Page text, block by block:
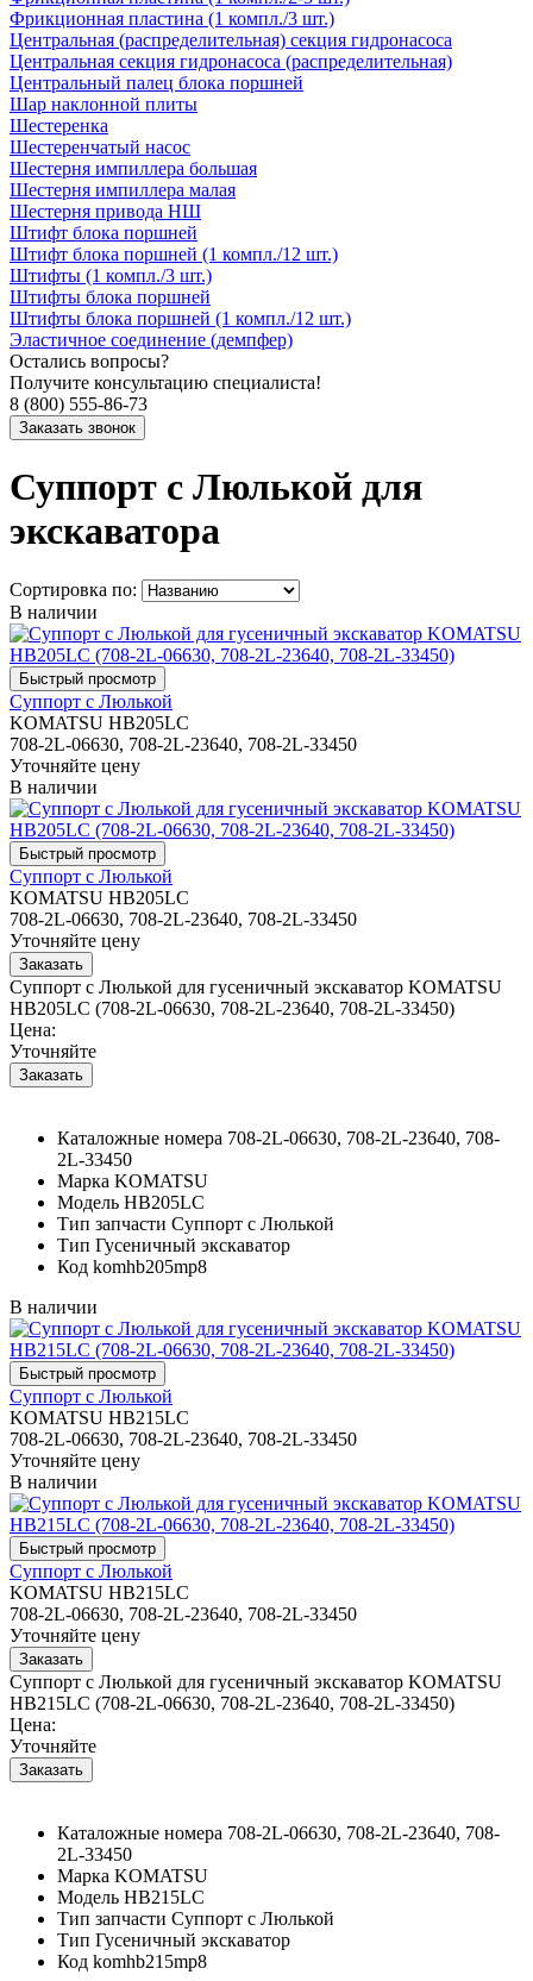
Фрикционная пластина (1 компл./3 шт.)
Центральная (распределительная) секция гидронасоса
Центральная секция гидронасоса (распределительная)
Центральный палец блока поршней
Шар наклонной плиты
Шестеренка
Шестеренчатый насос
Шестерня импиллера большая
Шестерня импиллера малая
Шестерня привода НШ
Штифт блока поршней
Штифт блока поршней (1 компл./12 шт.)
Штифты (1 компл./3 шт.)
Штифты блока поршней
Штифты блока поршней (1 компл./12 шт.)
Эластичное соединение (демпфер)
Остались вопросы?
Получите консультацию специалиста!
8 (800) 555-86-73
Суппорт с Люлькой для
экскаватора
Сортировка по:
В наличии
Суппорт с Люлькой
KOMATSU HB205LC
708-2L-06630, 708-2L-23640, 708-2L-33450
Уточняйте цену
В наличии
Суппорт с Люлькой
KOMATSU HB205LC
708-2L-06630, 708-2L-23640, 708-2L-33450
Уточняйте цену
Суппорт с Люлькой для гусеничный экскаватор KOMATSU
HB205LC (708-2L-06630, 708-2L-23640, 708-2L-33450)
Цена:
Уточняйте
Каталожные номера 708-2L-06630, 708-2L-23640, 708-
2L-33450
Марка KOMATSU
Модель HB205LC
Тип запчасти Суппорт с Люлькой
Тип Гусеничный экскаватор
Код komhb205mp8
В наличии
Суппорт с Люлькой
KOMATSU HB215LC
708-2L-06630, 708-2L-23640, 708-2L-33450
Уточняйте цену
В наличии
Суппорт с Люлькой
KOMATSU HB215LC
708-2L-06630, 708-2L-23640, 708-2L-33450
Уточняйте цену
Суппорт с Люлькой для гусеничный экскаватор KOMATSU
HB215LC (708-2L-06630, 708-2L-23640, 708-2L-33450)
Цена:
Уточняйте
Каталожные номера 708-2L-06630, 708-2L-23640, 708-
2L-33450
Марка KOMATSU
Модель HB215LC
Тип запчасти Суппорт с Люлькой
Тип Гусеничный экскаватор
Код komhb215mp8